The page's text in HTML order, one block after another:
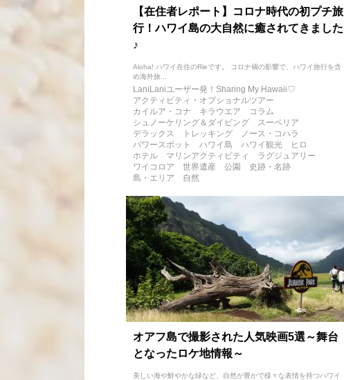
【在住者レポート】コロナ時代の初プチ旅
行！ハワイ島の大自然に癒されてきました
♪
Aloha! ハワイ在住のRieです。 コロナ禍の影響で、ハワイ旅行を含
め海外旅...
LaniLaniユーザー発！Sharing My Hawaii♡
アクティビティ・オプショナルツアー
カイルア・コナ
キラウエア
コラム
シュノーケリング＆ダイビング
スーペリア
デラックス
トレッキング
ノース・コハラ
パワースポット
ハワイ島 ハワイ観光
ヒロ
ホテル
マリンアクティビティ
ラグジュアリー
ワイコロア
世界遺産 公園
史跡・名跡
島・エリア
自然
オアフ島で撮影された人気映画5選～舞台
となったロケ地情報～
美しい海や鮮やかな緑など、自然が豊かで様々な表情を持つハワイ